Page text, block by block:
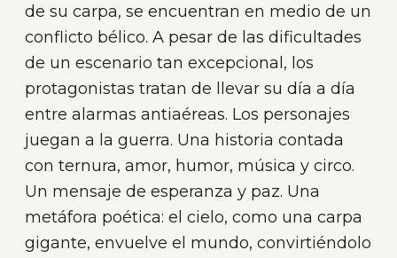
de su carpa, se encuentran en medio de un
conflicto bélico. A pesar de las dificultades
de un escenario tan excepcional, los
protagonistas tratan de llevar su día a día
entre alarmas antiaéreas. Los personajes
juegan a la guerra. Una historia contada
con ternura, amor, humor, música y circo.
Un mensaje de esperanza y paz. Una
metáfora poética: el cielo, como una carpa
gigante, envuelve el mundo, convirtiéndolo